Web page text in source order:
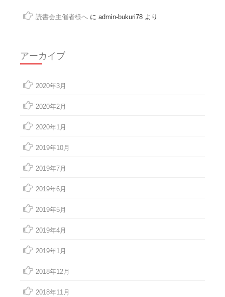
読書会主催者様へ に admin-bukuri78 より
アーカイブ
2020年3月
2020年2月
2020年1月
2019年10月
2019年7月
2019年6月
2019年5月
2019年4月
2019年1月
2018年12月
2018年11月